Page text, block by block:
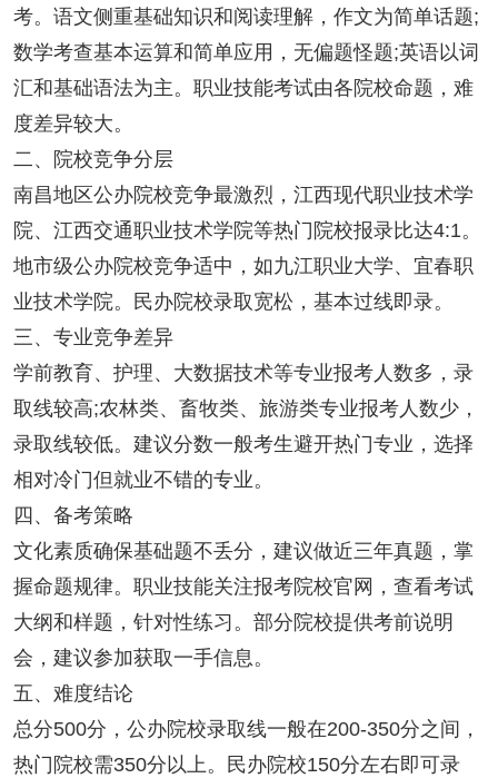
考。语文侧重基础知识和阅读理解，作文为简单话题;
数学考查基本运算和简单应用，无偏题怪题;英语以词
汇和基础语法为主。职业技能考试由各院校命题，难
度差异较大。
二、院校竞争分层
南昌地区公办院校竞争最激烈，江西现代职业技术学
院、江西交通职业技术学院等热门院校报录比达4:1。
地市级公办院校竞争适中，如九江职业大学、宜春职
业技术学院。民办院校录取宽松，基本过线即录。
三、专业竞争差异
学前教育、护理、大数据技术等专业报考人数多，录
取线较高;农林类、畜牧类、旅游类专业报考人数少，
录取线较低。建议分数一般考生避开热门专业，选择
相对冷门但就业不错的专业。
四、备考策略
文化素质确保基础题不丢分，建议做近三年真题，掌
握命题规律。职业技能关注报考院校官网，查看考试
大纲和样题，针对性练习。部分院校提供考前说明
会，建议参加获取一手信息。
五、难度结论
总分500分，公办院校录取线一般在200-350分之间，
热门院校需350分以上。民办院校150分左右即可录